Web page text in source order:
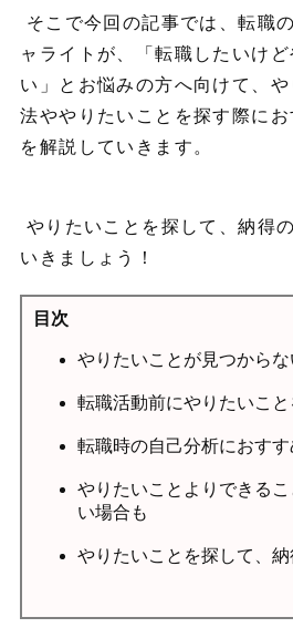
そこで今回の記事では、転職
ャライトが、「転職したいけ
い」とお悩みの方へ向けて、
法ややりたいことを探す際に
を解説していきます。
やりたいことを探して、納得
いきましょう！